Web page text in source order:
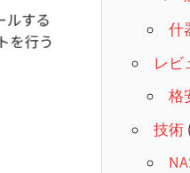
什
レビ
格
技術